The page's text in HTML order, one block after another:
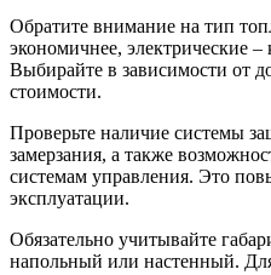
Обратите внимание на тип
экономичнее, электрические
Выбирайте в зависимости от
стоимости.
Проверьте наличие системы
замерзания, а также
системам управления. Это
эксплуатации.
Обязательно учитывайте
напольный или настенный.